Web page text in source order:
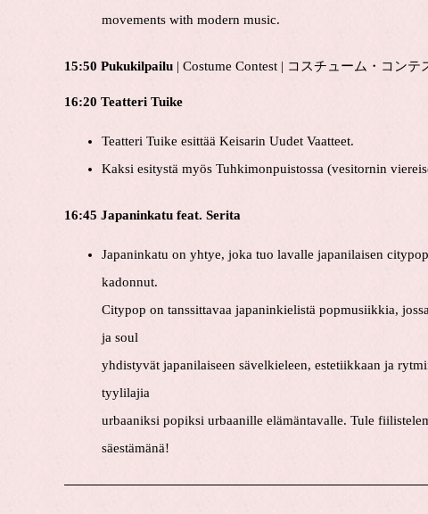
movements with modern music.
15:50 Pukukilpailu | Costume Contest | コスチューム・コンテ
16:20 Teatteri Tuike
Teatteri Tuike esittää Keisarin Uudet Vaatteet.
Kaksi esitystä myös Tuhkimonpuistossa (vesitornin
16:45 Japaninkatu feat. Serita
Japaninkatu on yhtye, joka tuo lavalle japanilaisen
kadonnut.
Citypop on tanssittavaa japaninkielistä popmusiikkia,
ja soul
yhdistyvät japanilaiseen sävelkieleen, estetiikkaan ja
tyylilajia
urbaaniksi popiksi urbaanille elämäntavalle. Tule
säestämänä!